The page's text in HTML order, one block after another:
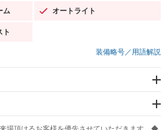
ム オートライト
：装備あり
ト
装備略号／用語解説
/サイド